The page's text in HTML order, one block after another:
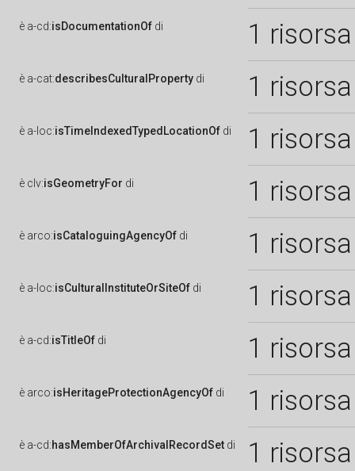
è a-cd:isDocumentationOf di 1 risorsa
è a-cat:describesCulturalProperty di 1 risorsa
è a-loc:isTimeIndexedTypedLocationOf di 1 risorsa
è clv:isGeometryFor di 1 risorsa
è arco:isCataloguingAgencyOf di 1 risorsa
è a-loc:isCulturalInstituteOrSiteOf di 1 risorsa
è a-cd:isTitleOf di 1 risorsa
è arco:isHeritageProtectionAgencyOf di 1 risorsa
è a-cd:hasMemberOfArchivalRecordSet di 1 risorsa